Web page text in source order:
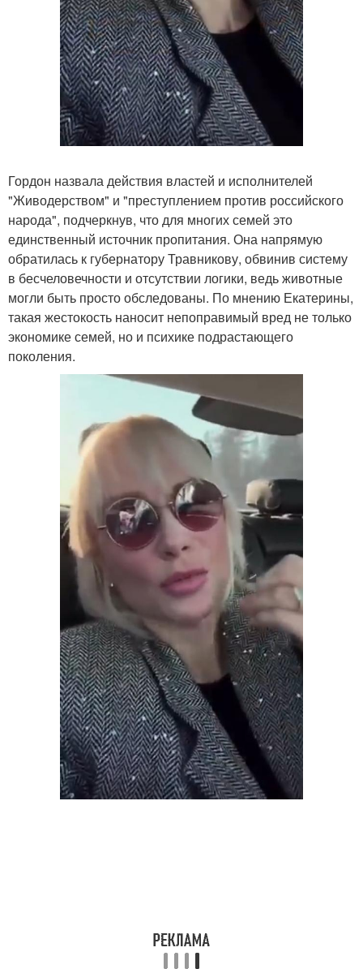
Гордон назвала действия властей и исполнителей
"Живодерством" и "преступлением против российского
народа", подчеркнув, что для многих семей это
единственный источник пропитания. Она напрямую
обратилась к губернатору Травникову, обвинив систему
в бесчеловечности и отсутствии логики, ведь животные
могли быть просто обследованы. По мнению Екатерины,
такая жестокость наносит непоправимый вред не только
экономике семей, но и психике подрастающего
поколения.